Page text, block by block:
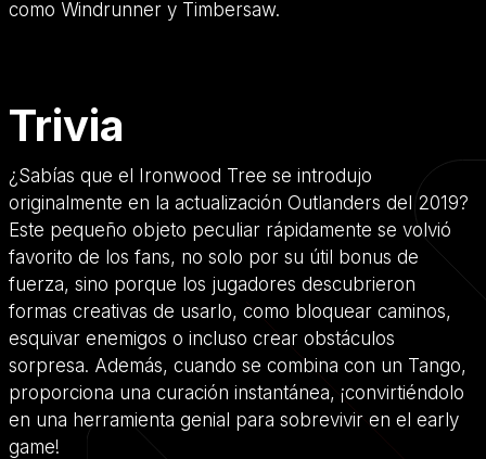
como Windrunner y Timbersaw.
Trivia
¿Sabías que el Ironwood Tree se introdujo
originalmente en la actualización Outlanders del 2019?
Este pequeño objeto peculiar rápidamente se volvió
favorito de los fans, no solo por su útil bonus de
fuerza, sino porque los jugadores descubrieron
formas creativas de usarlo, como bloquear caminos,
esquivar enemigos o incluso crear obstáculos
sorpresa. Además, cuando se combina con un Tango,
proporciona una curación instantánea, ¡convirtiéndolo
en una herramienta genial para sobrevivir en el early
game!